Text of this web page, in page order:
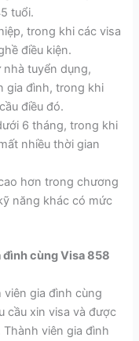
tuổi.
trong khi các visa
điều kiện.
tuyển dụng,
gia đình, trong khi
điều đó.
6 tháng, trong khi
nhiều thời gian
hơn trong chương
năng khác có mức
cùng Visa 858
gia đình cùng
cầu xin visa và được
viên gia đình